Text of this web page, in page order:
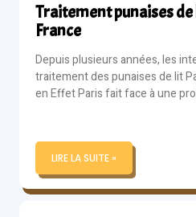
Traitement punaises
France
Depuis plusieurs années, les
traitement des punaises de lit
en Effet Paris fait face à une
LIRE LA SUITE »